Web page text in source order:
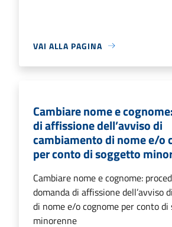
VAI ALLA PAGINA
Cambiare nome e
di affissione dell’avviso di
cambiamento di nome e/o
per conto di soggetto
Cambiare nome e cognome:
domanda di affissione dell’avviso
di nome e/o cognome per conto di
minorenne